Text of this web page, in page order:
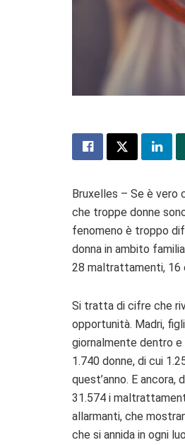
Bruxelles – Se è vero
che troppe donne
fenomeno è troppo
donna in ambito
28 maltrattamenti, 16
Si tratta di cifre che
opportunità. Madri,
giornalmente dentro
1.740 donne, di cui
quest’anno. E
31.574 i
allarmanti, che
che si annida in ogni